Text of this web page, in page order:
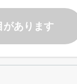
があります